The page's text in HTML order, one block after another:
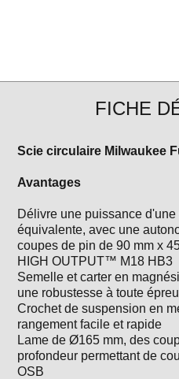
FICHE
Scie circulaire Milwaukee
Avantages
Délivre une puissance
équivalente, avec une
coupes de pin de 90 mm x
HIGH OUTPUT™ M18 HB3
Semelle et carter en
une robustesse à toute
Crochet de suspension en
rangement facile et rapide
Lame de Ø165 mm, des
profondeur permettant de
OSB